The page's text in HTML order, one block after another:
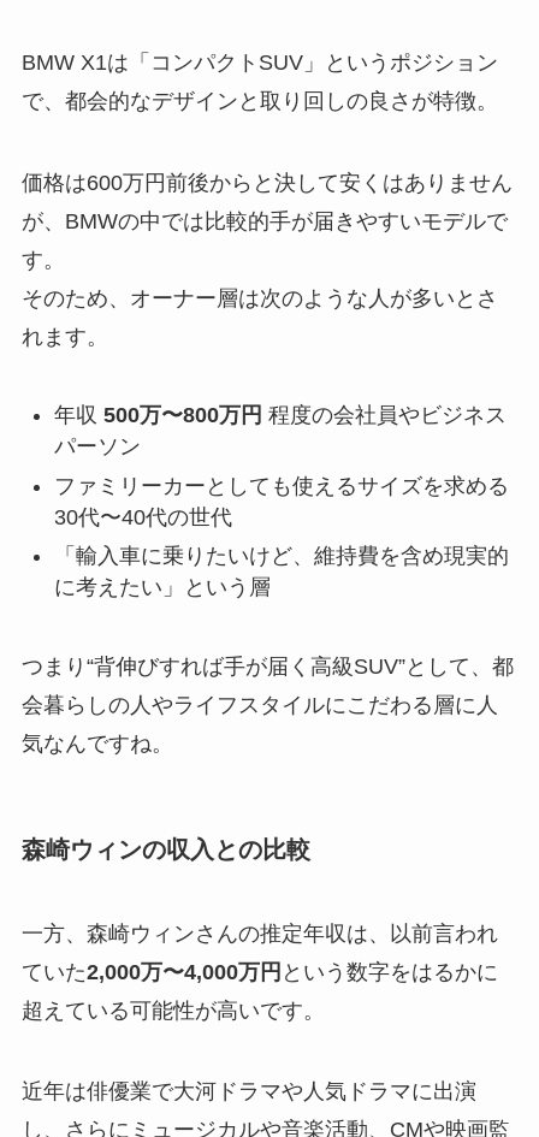
BMW X1は「コンパクトSUV」というポジション
で、都会的なデザインと取り回しの良さが特徴。
価格は600万円前後からと決して安くはありません
が、BMWの中では比較的手が届きやすいモデルで
す。
そのため、オーナー層は次のような人が多いとさ
れます。
年収 500万〜800万円 程度の会社員やビジネス
パーソン
ファミリーカーとしても使えるサイズを求める
30代〜40代の世代
「輸入車に乗りたいけど、維持費を含め現実的
に考えたい」という層
つまり“背伸びすれば手が届く高級SUV”として、都
会暮らしの人やライフスタイルにこだわる層に人
気なんですね。
森崎ウィンの収入との比較
一方、森崎ウィンさんの推定年収は、以前言われ
ていた2,000万〜4,000万円 という数字をはるかに
超えている可能性が高いです。
近年は俳優業で大河ドラマや人気ドラマに出演
し、さらにミュージカルや音楽活動、CMや映画監